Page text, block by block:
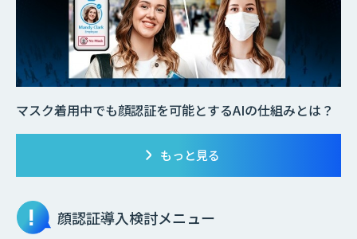
マスク着用中でも顔認証を可能とするAIの仕組みとは？
もっと見る
顔認証導入検討メニュー